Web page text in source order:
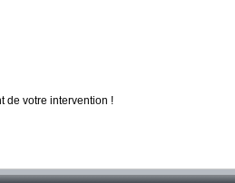
de votre intervention !